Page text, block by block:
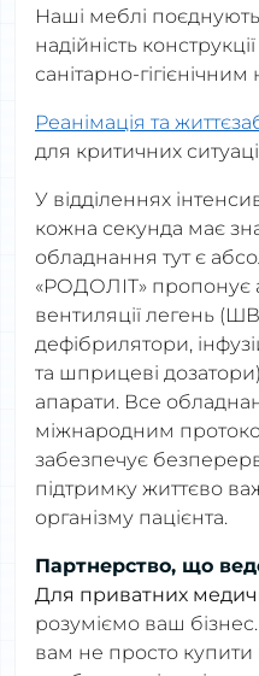
Наші меблі
надійність
санітарно-
Реанімація та
для критичних
У відділеннях
кожна секунда має
обладнання тут є
«РОДОЛІТ» пропонує
вентиляції легень
дефібрилятори,
та шприцеві
апарати. Все
міжнародним
забезпечує
підтримку життєво
організму пацієнта.
Партнерство, що
Для приватних
розуміємо ваш
вам не просто